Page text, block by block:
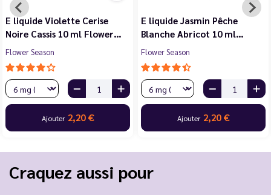
E liquide Violette Cerise
Noire Cassis 10 ml Flower…
Flower Season
Ajouter 2,20 €
E liquide Jasmin Pêche
Blanche Abricot 10 ml…
Flower Season
Ajouter 2,20 €
Craquez aussi pour